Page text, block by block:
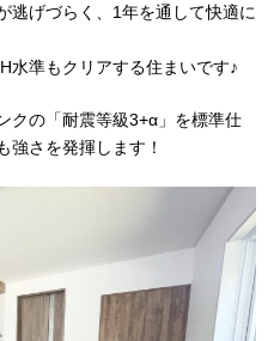
逃げづらく、1年を通して快適に
水準もクリアする住まいです♪
クの「耐震等級3+α」を標準仕
強さを発揮します！